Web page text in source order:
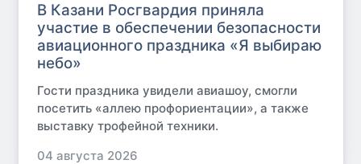
В Казани Росгвардия приняла
участие в обеспечении безопасности
авиационного праздника «Я выбираю
небо»
Гости праздника увидели авиашоу, смогли
посетить «аллею профориентации», а также
выставку трофейной техники.
04 августа 2026